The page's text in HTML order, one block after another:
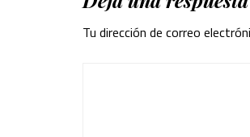
Tu dirección de correo